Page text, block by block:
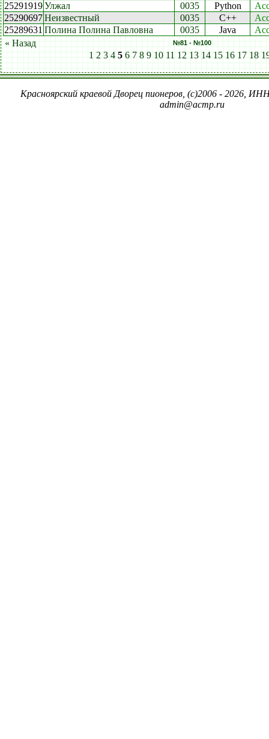
25291919Улжал 0035 Python
25290697Неизвестный 0035 C++
25289631 Полина Полина Павловна 0035 Java
« Назад
№81 - №100
1 2 3 4 5 6 7 8 9 10 11 12 13 14 15 16 17 18
Красноярский краевой Дворец пионеров, (c)2006 - 2026,
admin@acmp.ru